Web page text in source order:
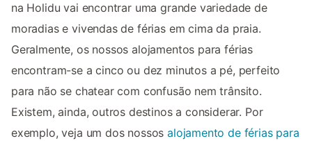
na Holidu vai encontrar uma grande variedade de
moradias e vivendas de férias em cima da praia.
Geralmente, os nossos alojamentos para férias
encontram-se a cinco ou dez minutos a pé, perfeito
para não se chatear com confusão nem trânsito.
Existem, ainda, outros destinos a considerar. Por
exemplo, veja um dos nossosalojamento de férias para